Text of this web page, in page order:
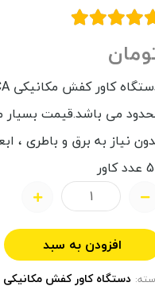
می باشد.قیمت بسیار
نیاز به برق و باطری ،
افزودن به سبد
دستگاه کاور کفش مکانیکی